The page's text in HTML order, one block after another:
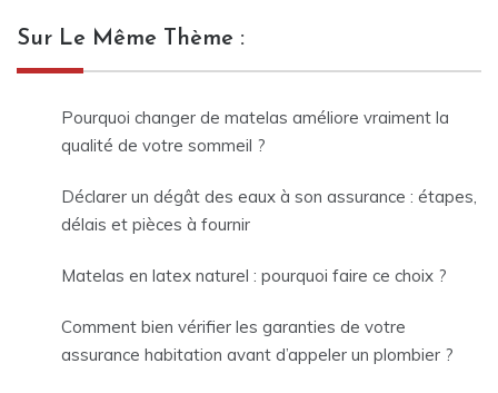
Sur Le Même Thème :
Pourquoi changer de matelas améliore vraiment la
qualité de votre sommeil ?
Déclarer un dégât des eaux à son assurance : étapes,
délais et pièces à fournir
Matelas en latex naturel : pourquoi faire ce choix ?
Comment bien vérifier les garanties de votre
assurance habitation avant d’appeler un plombier ?